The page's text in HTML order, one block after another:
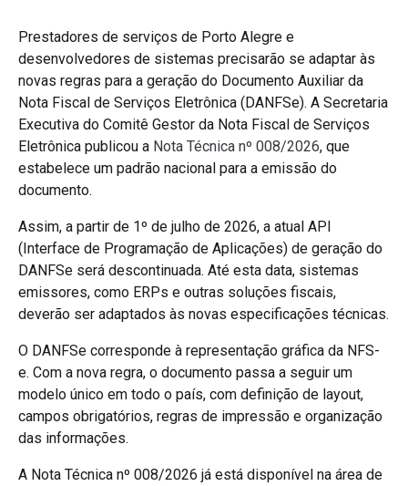
Prestadores de serviços de Porto Alegre e
desenvolvedores de sistemas precisarão se adaptar às
novas regras para a geração do Documento Auxiliar da
Nota Fiscal de Serviços Eletrônica (DANFSe). A Secretaria
Executiva do Comitê Gestor da Nota Fiscal de Serviços
Eletrônica publicou a Nota Técnica nº 008/2026, que
estabelece um padrão nacional para a emissão do
documento.
Assim, a partir de 1º de julho de 2026, a atual API
(Interface de Programação de Aplicações) de geração do
DANFSe será descontinuada. Até esta data, sistemas
emissores, como ERPs e outras soluções fiscais,
deverão ser adaptados às novas especificações técnicas.
O DANFSe corresponde à representação gráfica da NFS-
e. Com a nova regra, o documento passa a seguir um
modelo único em todo o país, com definição de layout,
campos obrigatórios, regras de impressão e organização
das informações.
A Nota Técnica nº 008/2026 já está disponível na área de